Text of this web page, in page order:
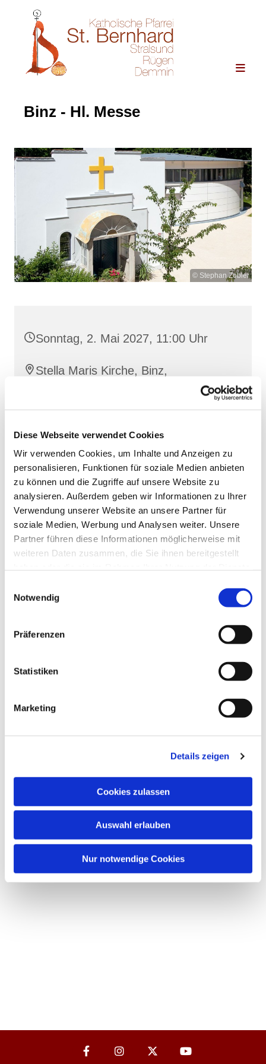
Diese Webseite verwendet Cookies
Wir verwenden Cookies, um Inhalte und Anzeigen zu
personalisieren, Funktionen für soziale Medien anbieten
zu können und die Zugriffe auf unsere Website zu
analysieren. Außerdem geben wir Informationen zu Ihrer
Verwendung unserer Website an unsere Partner für
soziale Medien, Werbung und Analysen weiter. Unsere
Partner führen diese Informationen möglicherweise mit
weiteren Daten zusammen, die Sie ihnen bereitgestellt
Notwendig
Präferenzen
Statistiken
Marketing
Details zeigen
Cookies zulassen
Auswahl erlauben
Nur notwendige Cookies
Binz - Hl. Messe
© Stephan Zobler
Sonntag, 2. Mai 2027, 11:00 Uhr
Stella Maris Kirche, Binz,